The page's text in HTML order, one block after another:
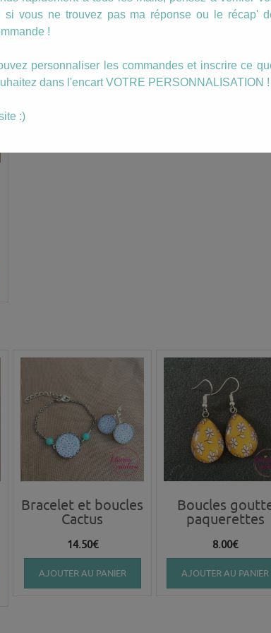
Bracelet et boucles
Cactus
14.50€
AJOUTER AU PANIER
Boucles
paquerettes
8.00€
AJOUTER AU PANIER
si vous ne trouvez pas ma réponse ou le récap'
!
personnaliser les commandes et inscrire ce
dans l'encart VOTRE PERSONNALISATION !
:)